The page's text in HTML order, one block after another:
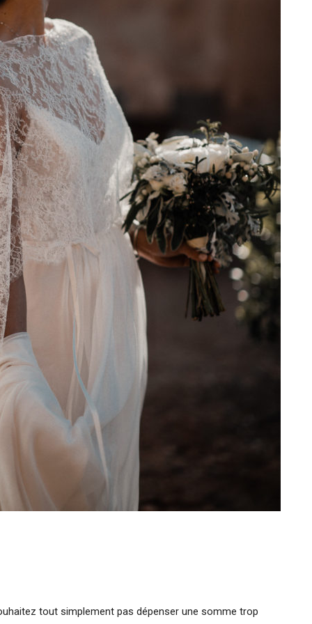
tout simplement pas dépenser une somme trop